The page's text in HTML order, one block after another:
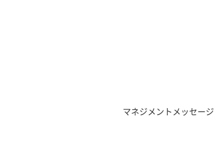
マネジメントメッセージ